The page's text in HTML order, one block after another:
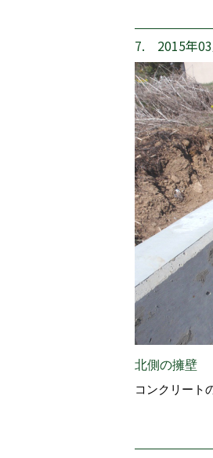
7. 2015年03
北側の擁壁
コンクリート